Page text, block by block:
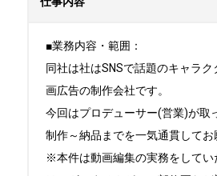
■業務内容・範囲：
同社は社はSNSで話題のキャラ
画広告の制作会社です。
今回はプロデューサー(営業)が取
制作～納品までを一気通貫してお
※本件は動画編集の実務をしてい